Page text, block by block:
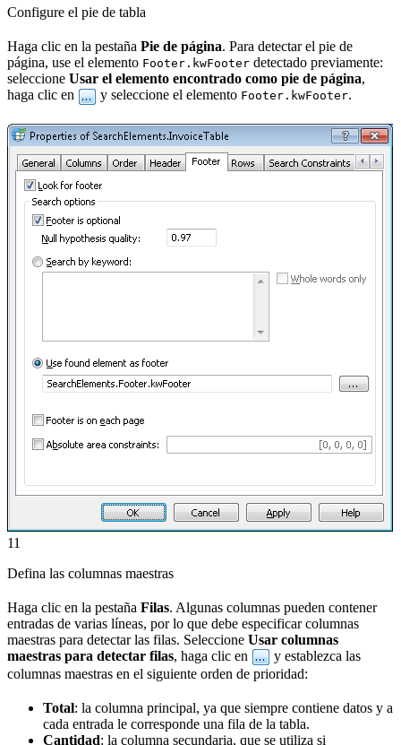
Configure el pie de tabla
Haga clic en la pestaña Pie de página. Para detectar el pie de
página, use el elemento Footer.kwFooter detectado previamente:
seleccione Usar el elemento encontrado como pie de página,
haga clic en
y seleccione el elemento Footer.kwFooter.
11
Defina las columnas maestras
Haga clic en la pestaña Filas. Algunas columnas pueden contener
entradas de varias líneas, por lo que debe especificar columnas
maestras para detectar las filas. Seleccione Usar columnas
maestras para detectar filas, haga clic en
y establezca las
columnas maestras en el siguiente orden de prioridad:
Total: la columna principal, ya que siempre contiene datos y a
cada entrada le corresponde una fila de la tabla.
Cantidad: la columna secundaria, que se utiliza si